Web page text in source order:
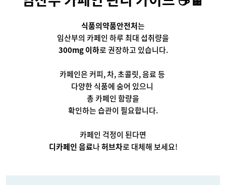
식품의약품안전처는
임산부의 카페인 하루 최대 섭취량을
300mg 이하로 권장하고 있습니다.
카페인은 커피, 차, 초콜릿, 음료 등
다양한 식품에 숨어 있으니
총 카페인 함량을
확인하는 습관이 필요합니다.
카페인 걱정이 된다면
디카페인 음료나 허브차로 대체해 보세요!